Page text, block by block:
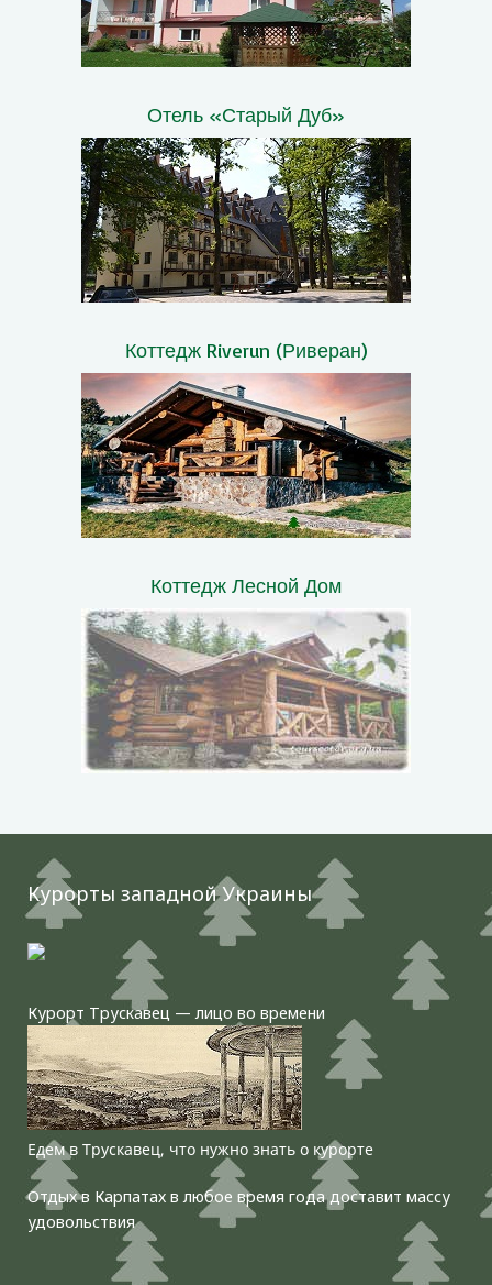
Отель «Старый Дуб»
Коттедж Riverun (Риверан)
Коттедж Лесной Дом
Курорты западной Украины
Курорт Трускавец — лицо во времени
Едем в Трускавец, что нужно знать о курорте
Отдых в Карпатах в любое время года доставит массу
удовольствия